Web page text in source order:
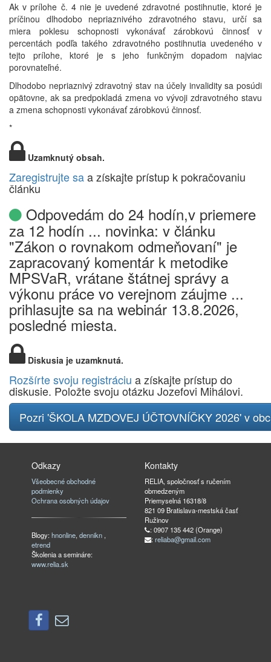
Ak v prílohe č. 4 nie je uvedené zdravotné postihnutie, ktoré je
príčinou dlhodobo nepriaznivého zdravotného stavu, určí sa
miera poklesu schopnosti vykonávať zárobkovú činnosť v
percentách podľa takého zdravotného postihnutia uvedeného v
tejto prílohe, ktoré je s jeho funkčným dopadom najviac
porovnateľné.
Dlhodobo nepriaznivý zdravotný stav na účely invalidity sa posúdi
opätovne, ak sa predpokladá zmena vo vývoji zdravotného stavu
a zmena schopnosti vykonávať zárobkovú činnosť.
*
Uzamknutý obsah.
Zaregistrujte saa získajte prístup k pokračovaniu
článku
Odpovedám do 24 hodín,v priemere
za 12 hodín ... novinka: v článku
"Zákon o rovnakom odmeňovaní" je
zapracovaný komentár k metodike
MPSVaR, vrátane štátnej správy a
výkonu práce vo verejnom záujme ...
prihlasujte sa na webinár 13.8.2026,
posledné miesta.
Diskusia je uzamknutá.
Rozšírte svoju registráciu a získajte prístup do
diskusie. Položte svoju otázku Jozefovi Mihálovi.
Pozri 'ŠKOLA MZDOVEJ ÚČTOVNÍČKY 2026' v
Odkazy
Všeobecné obchodné
podmienky
Ochrana osobných údajov
Blogy:hnonline,dennikn ,
etrend
Školenia a semináre:
www.relia.sk
Kontakty
RELIA, spoločnosť s ručením
obmedzeným
Priemyselná 16318/8
821 09 Bratislava-mestská časť
Ružinov
: 0907 135 442 (Orange)
: reliaba@gmail.com